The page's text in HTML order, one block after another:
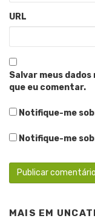
URL
Salvar meus
que eu comentar.
Notifique-me
Notifique-me
MAIS EM